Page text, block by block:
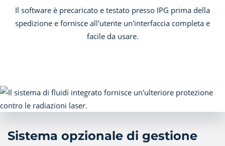
Il software è precaricato e testato presso IPG prima della
spedizione e fornisce all'utente un'interfaccia completa e
facile da usare.
Sistema opzionale di gestione